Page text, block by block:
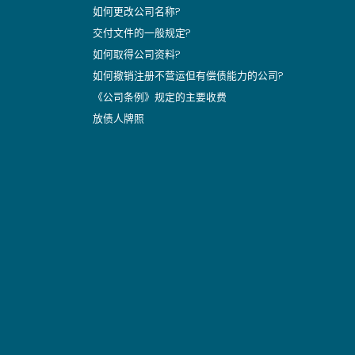
如何更改公司名称?
交付文件的一般规定?
如何取得公司资料?
如何撤销注册不营运但有偿债能力的公司?
《公司条例》规定的主要收费
放债人牌照